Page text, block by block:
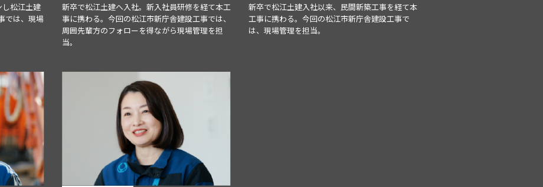
し松江土建
では、現場
新卒で松江土建へ入社。新入社員研修を経て本工
事に携わる。今回の松江市新庁舎建設工事では、
周囲先輩方のフォローを得ながら現場管理を担
当。
新卒で松江土建入社以来、民間新築工事を経て本
工事に携わる。今回の松江市新庁舎建設工事で
は、現場管理を担当。